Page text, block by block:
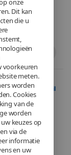
onze
Dit kan
die u
voorkeuren
meten.
worden
Cookies
van de
worden
keuzes op
via de
informatie
en uw
fil,Mobile,
– Enceinte sans fil